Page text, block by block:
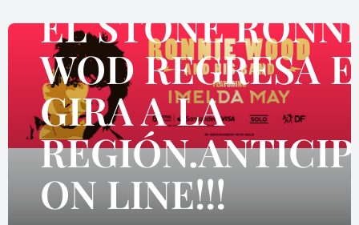
EL STONE
WOD REGRESA
GIRA A LA
ON LINE!!!